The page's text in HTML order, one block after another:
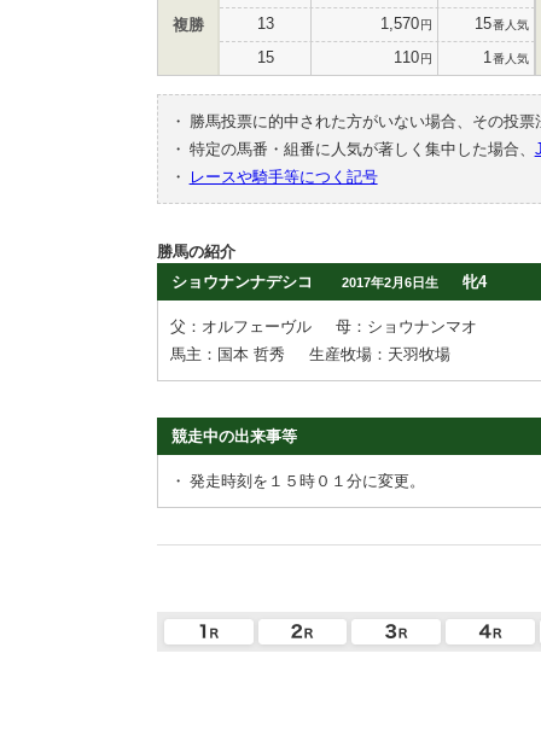
複勝 13 1,570円 15番人気
15 110円 1 番人気
・
勝馬投票に的中された方がいない場合、その投
・ 特定の馬番・組番に人気が著しく集中した場合、
・
レースや騎手等につく記号
勝馬の紹介
ショウナンナデシコ
2017年2月6日生 牝4
父：オルフェーヴル
母：ショウナンマオ
馬主：国本 哲秀
生産牧場：天羽牧場
競走中の出来事等
・ 発走時刻を１５時０１分に変更。